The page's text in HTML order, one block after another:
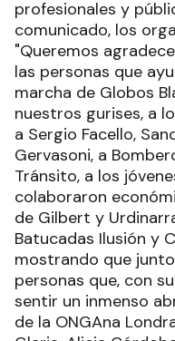
profesionales y
comunicado, los
"Queremos
las personas que
marcha de Globos
nuestros gurises, a
a Sergio Facello,
Gervasoni, a
Tránsito, a los
colaboraron
de Gilbert y
Batucadas Ilusión y
mostrando que
personas que, con
sentir un inmenso
de la ONGAna